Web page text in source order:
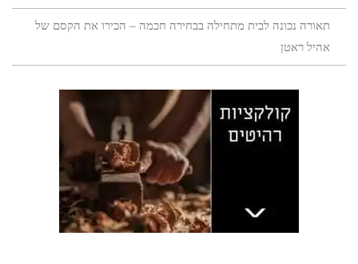
תאורה נכונה לבית מתחילה בבחירה חכמה – הכירו את הקסם של
אהיל ראטן